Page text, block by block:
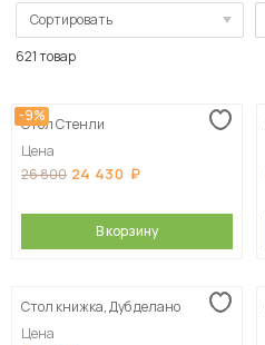
Сортировать
Сначала дорогие
621 товар
-9%
Стол Стенли
Цена
26 800 24 430
В корзину
Стол книжка, Дуб делано
Цена